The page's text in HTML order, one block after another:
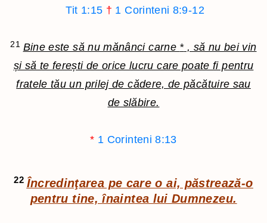
Tit 1:15 † 1 Corinteni 8:9-12
21 Bine este să nu mănânci carne *, să nu bei vin
și să te ferești de orice lucru care poate fi pentru
fratele tău un prilej de cădere, de păcătuire sau
de slăbire.
* 1 Corinteni 8:13
22 Încredinţarea pe care o ai, păstrează-o
pentru tine, înaintea lui Dumnezeu.